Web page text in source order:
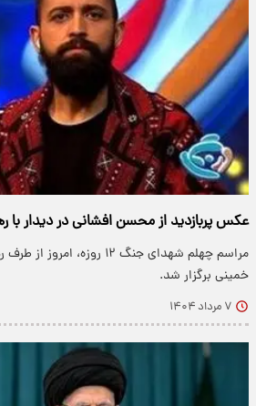
عکس پربازدید از محسن افشانی در دیدار با
مراسم چهلم شهدای جنگ ۱۲
خمینی برگزار شد.
۷ مرداد ۱۴۰۴